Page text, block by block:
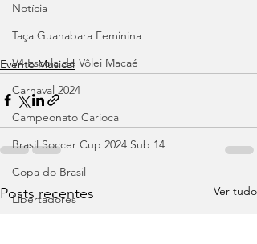
Notícia
Taça Guanabara Feminina
V4 Escola de Vôlei Macaé
Carnaval 2024
Campeonato Carioca
Brasil Soccer Cup 2024 Sub 14
Copa do Brasil
Libertadores
Evento Musical
Posts recentes Ver tudo